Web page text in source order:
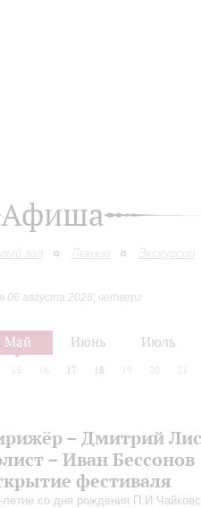
Афиша
зал Лекции Экскурсии
06 августа 2026, четверг
Май Июнь Июль
15 16 17 18 19 20 21
– Дмитрий
– Иван Бессонов
фестиваля
летие со дня рождения